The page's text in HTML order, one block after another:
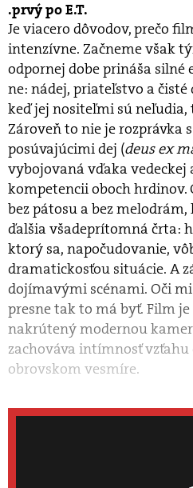
prvý po E.T.
Je viacero dôvodov, prečo
intenzívne. Začneme však
odpornej dobe prináša silné
ne: nádej, priateľstvo a čisté
keď jej nositeľmi sú
Zároveň to nie je rozprávka
posúvajúcimi dej (deus ex
vybojovaná vďaka vedeckej
kompetencii oboch hrdinov.
bez pátosu a bez
ďalšia všadeprítomná črta:
ktorý sa, napočudovanie,
dramatickosťou situácie. A
dojímavými scénami. Oči
presne tak to má byť. Film
nakrútený modernou
zachováva intímnosť
obrovskom vesmíre.